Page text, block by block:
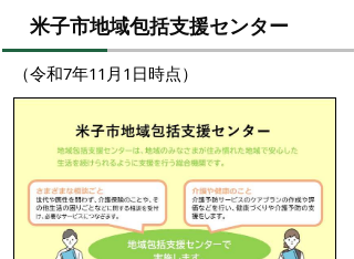
米子市地域包括支援センター
（令和7年11月1日時点）